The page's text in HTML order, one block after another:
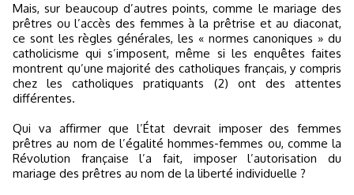
Mais, sur beaucoup d’autres points, comme le mariage des
prêtres ou l’accès des femmes à la prêtrise et au diaconat,
ce sont les règles générales, les « normes canoniques » du
catholicisme qui s’imposent, même si les enquêtes faites
montrent qu’une majorité des catholiques français, y compris
chez les catholiques pratiquants (2) ont des attentes
différentes.
Qui va affirmer que l’État devrait imposer des femmes
prêtres au nom de l’égalité hommes-femmes ou, comme la
Révolution française l’a fait, imposer l’autorisation du
mariage des prêtres au nom de la liberté individuelle ?